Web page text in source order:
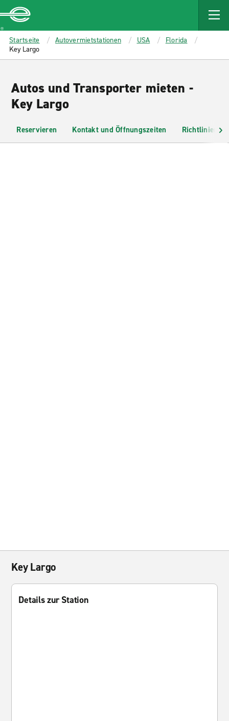
MAIN
CONTENT
Enterprise
Startseite Autovermietstationen USA
Florida
Key Largo
Autos und Transporter mieten -
Key Largo
Reservieren Kontakt und Öffnungszeiten Richtlinien
Key Largo
Details zur Station